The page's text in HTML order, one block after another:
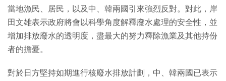
當地漁民、居民，以及中、韓兩國引來強烈反對。對此，岸
田文雄表示政府將會以科學角度解釋廢水處理的安全性，並
增加排放廢水的透明度，盡最大的努力釋除漁業及其他持份
者的擔憂。
對於日方堅持如期進行核廢水排放計劃，中、韓兩國已表示